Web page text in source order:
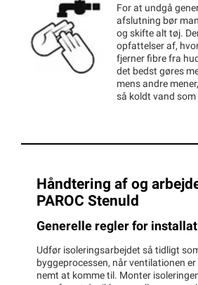
For at undgå
afslutning bør
og skifte alt tøj.
opfattelser af,
fjerner fibre fra
det bedst gøres
mens andre
så koldt vand
Håndtering af og
PAROC Stenuld
Generelle regler for
Udfør isoleringsarbejdet så tidligt
byggeprocessen, når ventilationen er
nemt at komme til. Monter